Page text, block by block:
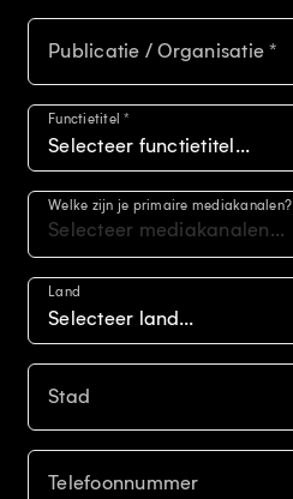
Publicatie / Organisatie *
Functietitel *
Selecteer functietitel...
Welke zijn je primaire mediakanalen?
Selecteer mediakanalen...
Land
Selecteer land...
Stad
Telefoonnummer